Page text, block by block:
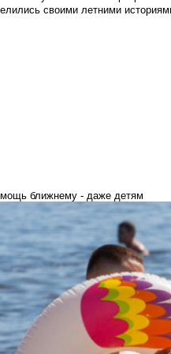
своими летними
ближнему - даже детям